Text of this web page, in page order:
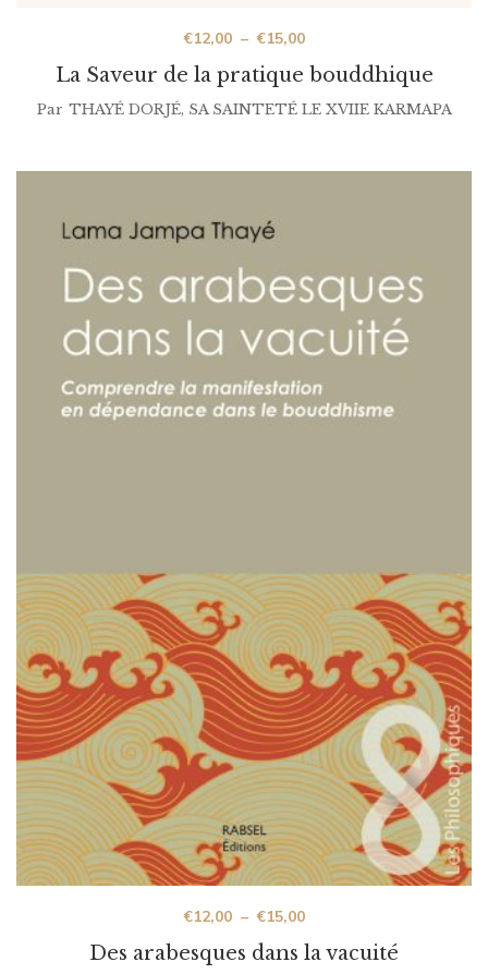
La Saveur de la pratique bouddhique
€12,00 – €15,00
Par THAYÉ DORJÉ, SA SAINTETÉ LE XVIIE KARMAPA
Des arabesques dans la vacuité
€12,00 – €15,00